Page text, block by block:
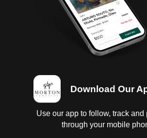
probar; diferencial sin probar;
vestidura y tapete rotos;
tablero regular, con faltantes;
sin probar; chasis con corrosion;
ligeros, forro de volante y cuartos
delanteros dañado, faros opacos; 6
(PIPA) Y COMPONENTES DEL
Download Our
Use our app to follow, track and
through your mobile